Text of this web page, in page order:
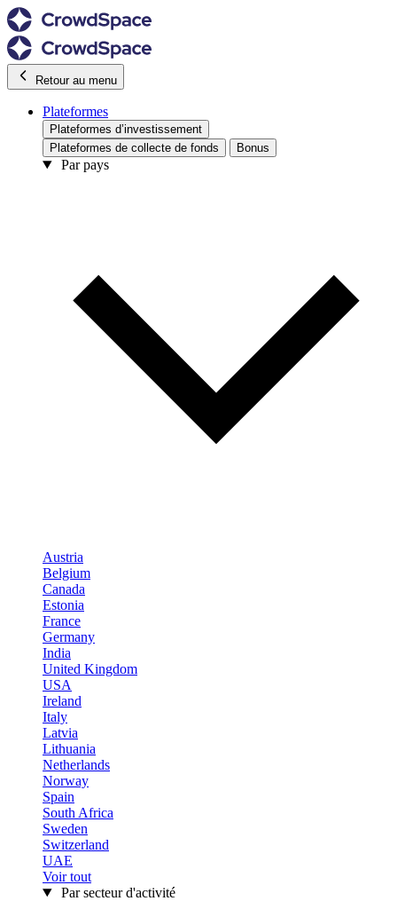
Retour au menu
Plateformes
Plateformes d’investissement
Plateformes de collecte de fonds
Bonus
Par pays
Austria
Belgium
Canada
Estonia
France
Germany
India
United Kingdom
USA
Ireland
Italy
Latvia
Lithuania
Netherlands
Norway
Spain
South Africa
Sweden
Switzerland
UAE
Voir tout
Par secteur d'activité